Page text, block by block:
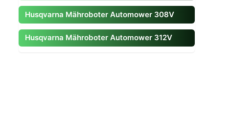
Husqvarna Mähroboter Automower 308V
Husqvarna Mähroboter Automower 312V